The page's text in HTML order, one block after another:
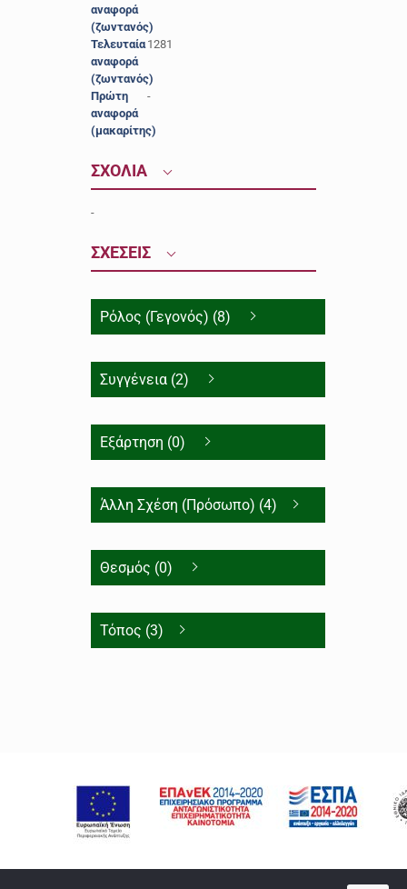
αναφορά
(ζωντανός)
Τελευταία
αναφορά
(ζωντανός)
1281
Πρώτη
αναφορά
(μακαρίτης)
-
ΣΧΟΛΙΑ
-
ΣΧΕΣΕΙΣ
Ρόλος (Γεγονός) (8)
Συγγένεια (2)
Εξάρτηση (0)
Άλλη Σχέση (Πρόσωπο) (4)
Θεσμός (0)
Τόπος (3)